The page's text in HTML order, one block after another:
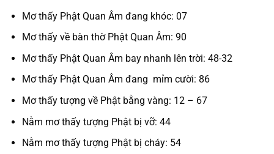
Mơ thấy Phật Quan Âm đang khóc: 07
Mơ thấy về bàn thờ Phật Quan Âm: 90
Mơ thấy Phật Quan Âm bay nhanh lên trời: 48-32
Mơ thấy Phật Quan Âm đang mỉm cười: 86
Mơ thấy tượng về Phật bằng vàng: 12 – 67
Nằm mơ thấy tượng Phật bị vỡ: 44
Nằm mơ thấy tượng Phật bị cháy: 54